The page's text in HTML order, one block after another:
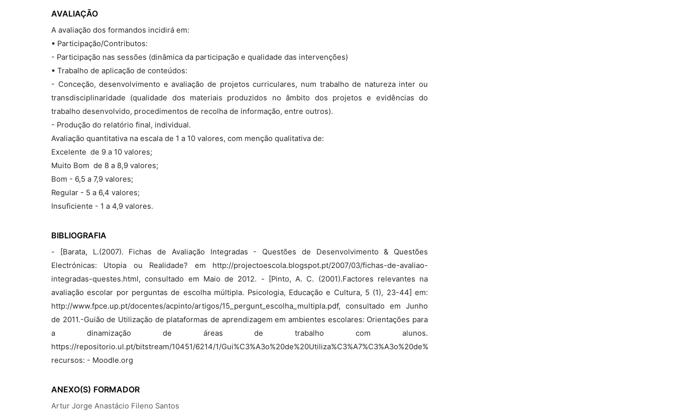
AVALIAÇÃO
A avaliação dos formandos incidirá em:
▪ Participação/Contributos:
- Participação nas sessões (dinâmica da participação e qualidade das intervenções)
▪ Trabalho de aplicação de conteúdos:
- Conceção, desenvolvimento e avaliação de projetos curriculares, num trabalho de natureza inter ou
transdisciplinaridade (qualidade dos materiais produzidos no âmbito dos projetos e evidências do
trabalho desenvolvido, procedimentos de recolha de informação, entre outros).
- Produção do relatório final, individual.
Avaliação quantitativa na escala de 1 a 10 valores, com menção qualitativa de:
Excelente  de 9 a 10 valores;
Muito Bom  de 8 a 8,9 valores;
Bom - 6,5 a 7,9 valores;
Regular - 5 a 6,4 valores;
Insuficiente - 1 a 4,9 valores.
BIBLIOGRAFIA
- [Barata, L.(2007). Fichas de Avaliação Integradas - Questões de Desenvolvimento & Questões
Electrónicas: Utopia ou Realidade? em http://projectoescola.blogspot.pt/2007/03/fichas-de-avaliao-
integradas-questes.html, consultado em Maio de 2012. - [Pinto, A. C. (2001).Factores relevantes na
avaliação escolar por perguntas de escolha múltipla. Psicologia, Educação e Cultura, 5 (1), 23-44] em:
http://www.fpce.up.pt/docentes/acpinto/artigos/15_pergunt_escolha_multipla.pdf, consultado em Junho
de 2011.-Guião de Utilização de plataformas de aprendizagem em ambientes escolares: Orientações para
a dinamização de áreas de trabalho com alunos.
https://repositorio.ul.pt/bitstream/10451/6214/1/Gui%C3%A3o%20de%20Utiliza%C3%A7%C3%A3o%20de%20plataformas.pdfOutros
recursos: - Moodle.org
ANEXO(S) FORMADOR
Artur Jorge Anastácio Fileno Santos